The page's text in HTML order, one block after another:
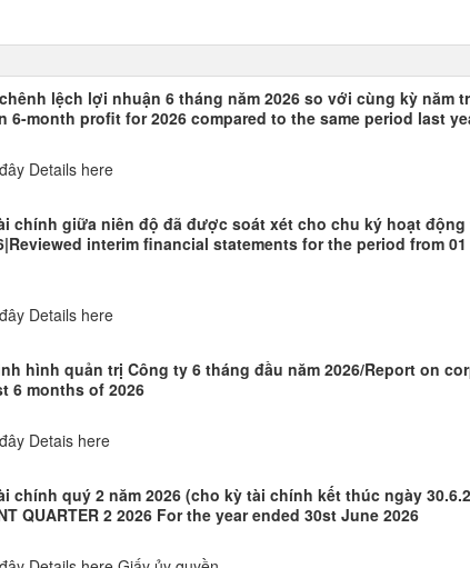
lệch lợi nhuận 6 tháng năm 2026 so với cùng kỳ năm
6-month profit for 2026 compared to the same period last
Details here
chính giữa niên độ đã được soát xét cho chu ký hoạt động
interim financial statements for the period from
Details here
hình quản trị Công ty 6 tháng đầu năm 2026/Report on
6 months of 2026
Detais here
chính quý 2 năm 2026 (cho kỳ tài chính kết thúc ngày
QUARTER 2 2026 For the year ended 30st June 2026